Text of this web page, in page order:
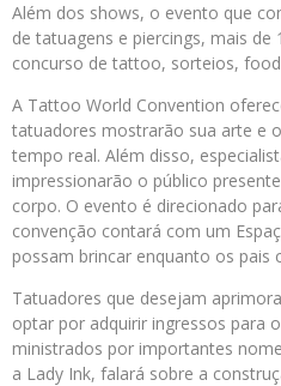
Além dos shows, o evento que
de tatuagens e piercings, mais
concurso de tattoo, sorteios,
A Tattoo World Convention
tatuadores mostrarão sua arte e
tempo real. Além disso,
impressionarão o público
corpo. O evento é direcionado
convenção contará com um
possam brincar enquanto os pais
Tatuadores que desejam
optar por adquirir ingressos para
ministrados por importantes
a Lady Ink, falará sobre a